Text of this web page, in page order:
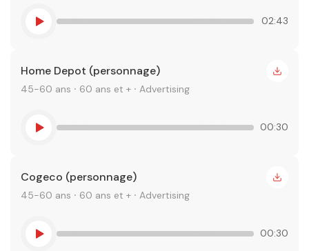
02:43
Home Depot (personnage)
45-60 ans ⸱ 60 ans et + ⸱ Advertising
00:30
Cogeco (personnage)
45-60 ans ⸱ 60 ans et + ⸱ Advertising
00:30